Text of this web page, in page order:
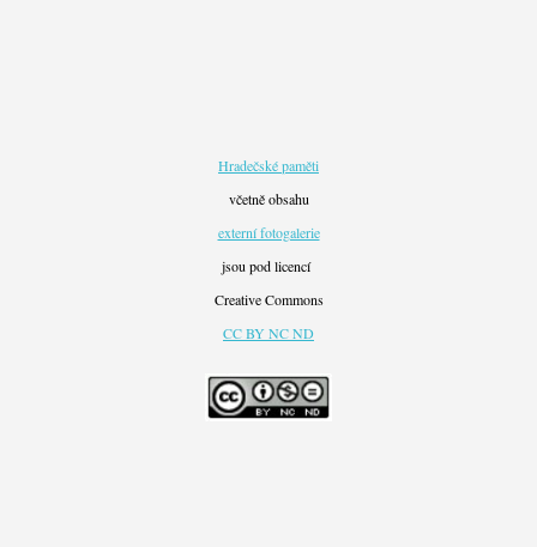
Hradečské paměti
včetně obsahu
externí fotogalerie
jsou pod licencí
Creative Commons
CC BY NC ND